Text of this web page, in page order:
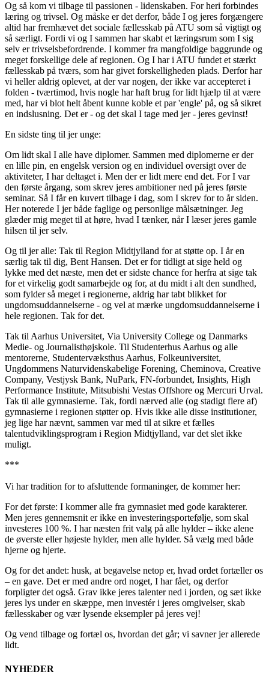
Og så kom vi tilbage til passionen - lidenskaben. For heri forbindes
læring og trivsel. Og måske er det derfor, både I og jeres forgængere
altid har fremhævet det sociale fællesskab på ATU som så vigtigt og
så særligt. Fordi vi og I sammen har skabt et læringsrum som I sig
selv er trivselsbefordrende. I kommer fra mangfoldige baggrunde og
meget forskellige dele af regionen. Og I har i ATU fundet et stærkt
fællesskab på tværs, som har givet forskelligheden plads. Derfor har
vi heller aldrig oplevet, at der var nogen, der ikke var accepteret i
folden - tværtimod, hvis nogle har haft brug for lidt hjælp til at være
med, har vi blot helt åbent kunne koble et par 'engle' på, og så sikret
en indslusning. Det er - og det skal I tage med jer - jeres gevinst!
En sidste ting til jer unge:
Om lidt skal I alle have diplomer. Sammen med diplomerne er der
en lille pin, en engelsk version og en individuel oversigt over de
aktiviteter, I har deltaget i. Men der er lidt mere end det. For I var
den første årgang, som skrev jeres ambitioner ned på jeres første
seminar. Så I får en kuvert tilbage i dag, som I skrev for to år siden.
Her noterede I jer både faglige og personlige målsætninger. Jeg
glæder mig meget til at høre, hvad I tænker, når I læser jeres gamle
hilsen til jer selv.
Og til jer alle: Tak til Region Midtjylland for at støtte op. I år en
særlig tak til dig, Bent Hansen. Det er for tidligt at sige held og
lykke med det næste, men det er sidste chance for herfra at sige tak
for et virkelig godt samarbejde og for, at du midt i alt den sundhed,
som fylder så meget i regionerne, aldrig har tabt blikket for
ungdomsuddannelserne - og vel at mærke ungdomsuddannelserne i
hele regionen. Tak for det.
Tak til Aarhus Universitet, Via University College og Danmarks
Medie- og Journalisthøjskole. Til Studenterhus Aarhus og alle
mentorerne, Studentervæksthus Aarhus, Folkeuniversitet,
Ungdommens Naturvidenskabelige Forening, Cheminova, Creative
Company, Vestjysk Bank, NuPark, FN-forbundet, Insights, High
Performance Institute, Mitsubishi Vestas Offshore og Mercuri Urval.
Tak til alle gymnasierne. Tak, fordi nærved alle (og stadigt flere af)
gymnasierne i regionen støtter op. Hvis ikke alle disse institutioner,
jeg lige har nævnt, sammen var med til at sikre et fælles
talentudviklingsprogram i Region Midtjylland, var det slet ikke
muligt.
***
Vi har tradition for to afsluttende formaninger, de kommer her:
For det første: I kommer alle fra gymnasiet med gode karakterer.
Men jeres gennemsnit er ikke en investeringsportefølje, som skal
investeres 100 %. I har næsten frit valg på alle hylder – ikke alene
de øverste eller højeste hylder, men alle hylder. Så vælg med både
hjerne og hjerte.
Og for det andet: husk, at begavelse netop er, hvad ordet fortæller os
– en gave. Det er med andre ord noget, I har fået, og derfor
forpligter det også. Grav ikke jeres talenter ned i jorden, og sæt ikke
jeres lys under en skæppe, men investér i jeres omgivelser, skab
fællesskaber og vær lysende eksempler på jeres vej!
Og vend tilbage og fortæl os, hvordan det går; vi savner jer allerede
lidt.
NYHEDER